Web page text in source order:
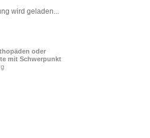
wird geladen...
oder
mit Schwerpunkt